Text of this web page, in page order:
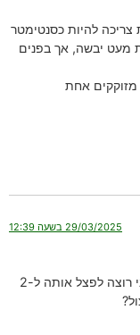
להיות כסנטימטר
מעט יבשה, אך בפנים
אחת
29/03/2025 בשעה 12:39
אחת הכדניות שלי גדלה לגודל מפלצתי ממש ואני רוצה לפצל אותה ל-2